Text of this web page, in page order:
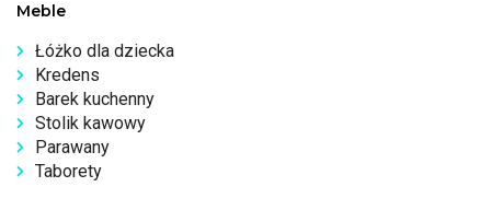
Meble
Łóżko dla dziecka
Kredens
Barek kuchenny
Stolik kawowy
Parawany
Taborety